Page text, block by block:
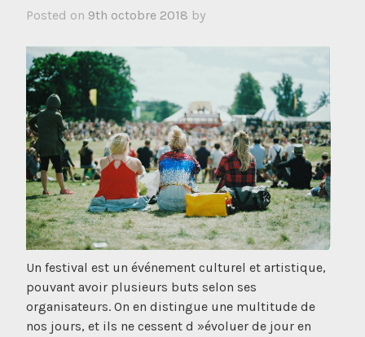
Posted on 9th octobre 2018 by
Un festival est un événement culturel et artistique,
pouvant avoir plusieurs buts selon ses
organisateurs. On en distingue une multitude de
nos jours, et ils ne cessent d »évoluer de jour en